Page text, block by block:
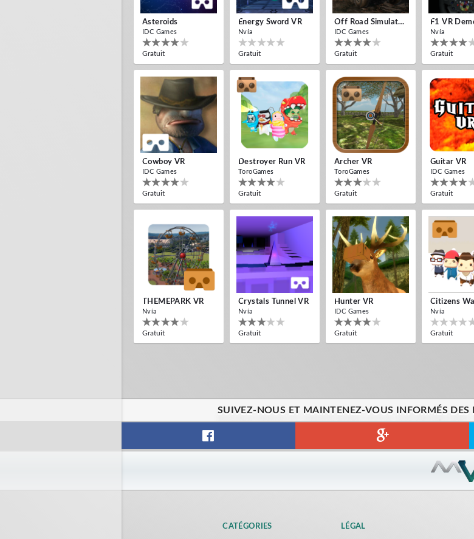
Asteroids
IDC Games
Gratuit
Energy Sword VR
Nvía
Gratuit
Off Road Simulator VR
IDC Games
Gratuit
F1 VR
Nvía
Gratuit
Cowboy VR
IDC Games
Gratuit
Destroyer Run VR
ToroGames
Gratuit
Archer VR
ToroGames
Gratuit
Guitar VR
IDC Games
Gratuit
THEMEPARK VR
Nvía
Gratuit
Crystals Tunnel VR
Nvía
Gratuit
Hunter VR
IDC Games
Gratuit
Citizens
Nvía
Gratuit
SUIVEZ-NOUS ET MAINTENEZ-VOUS INFORMÉS DES
CATÉGORIES LÉGAL